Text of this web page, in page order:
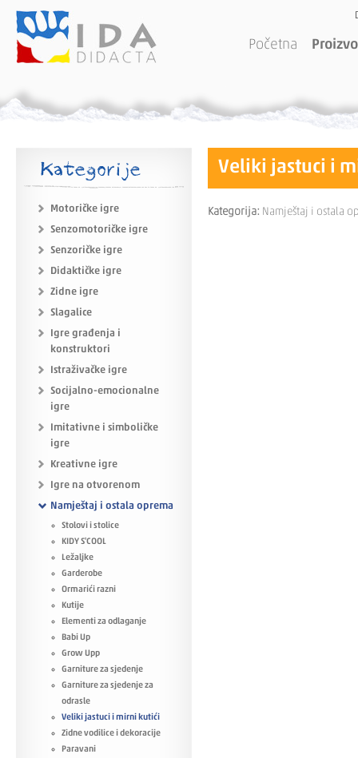
Početna
Kategorije
Motoričke igre
Senzomotoričke igre
Senzoričke igre
Didaktičke igre
Zidne igre
Slagalice
Igre građenja i
konstruktori
Istraživačke igre
Socijalno-emocionalne
igre
Imitativne i simboličke
igre
Kreativne igre
Igre na otvorenom
Namještaj i ostala oprema
Stolovi i stolice
KIDY S'COOL
Ležaljke
Garderobe
Ormarići razni
Kutije
Elementi za odlaganje
Babi Up
Grow Upp
Garniture za sjedenje
Garniture za sjedenje za
odrasle
Veliki jastuci i mirni kutići
Zidne vodilice i dekoracije
Paravani
Veliki jastuci i
Kategorija: Namještaj i ostala